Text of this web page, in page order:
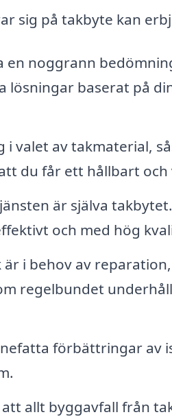
sig på takbyte kan
en noggrann
lösningar baserat på
i valet av takmaterial,
du får ett hållbart och
är själva
och med hög
i behov av
regelbundet
förbättringar av
allt byggavfall från